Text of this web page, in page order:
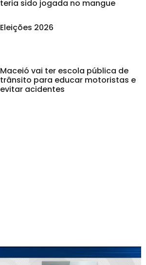
teria sido jogada no mangue
Eleições 2026
Maceió vai ter escola pública de
trânsito para educar motoristas e
evitar acidentes